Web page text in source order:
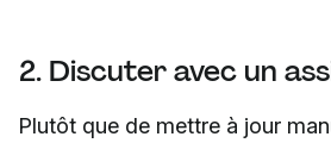
2. Discuter avec un
Plutôt que de mettre à jour